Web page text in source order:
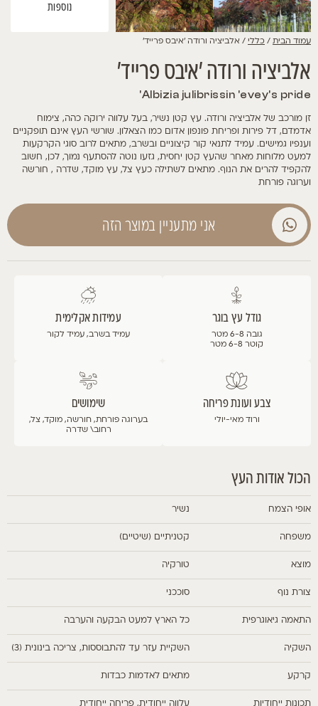
נוספות
עמוד הבית/כללי/ אלביציה ורודה 'איבס פרייד'
אלביציה ורודה 'איבס פרייד'
Albizia julibrissin 'evey's pride'
זן מורכב של אלביציה ורודה. עץ קטן נשיר, בעל עלווה ירוקה כהה, צימוח
אדמדם, דל פירות ופריחת פונפון אדום כמו הצאלון. שורשי העץ אינם תופקניים
וענפיו גמישים. עמיד לתנאי קור קיצוניים ובשרב, מתאים לרוב סוגי הקרקעות
למעט מלוחות מאחר שהעץ קטן יחסית, גזעו נוטה להסתעף נמוך, לכן, חשוב
להקפיד להרים את הנוף. מתאים לשתילה כעץ צל, עץ מוקד, שדרה , חורשה
וערוגה פורחת
אני מתעניין במוצר הזה
גודל עץ בוגר
גובה 6-8 מטר
קוטר 6-8 מטר
עמידות אקלימית
עמיד בשרב, עמיד לקור
צבע ועונת פריחה
ורוד מאי-יולי
שימושים
בערוגה פורחת, חורשה, מוקד, צל,
רחוב\ שדרה
הכול אודות העץ
אופי הצמח נשיר
משפחה קטניתיים (שיטיים)
מוצא טורקיה
צורת נוף סוככני
התאמה גיאוגרפית כל הארץ למעט הבקעה והערבה
השקיה השקיית עזר עד להתבוססות, צריכה בינונית (3)
קרקע מתאים לאדמות כבדות
תכונות ייחודיות עלווה ייחודית, פריחה ייחודית